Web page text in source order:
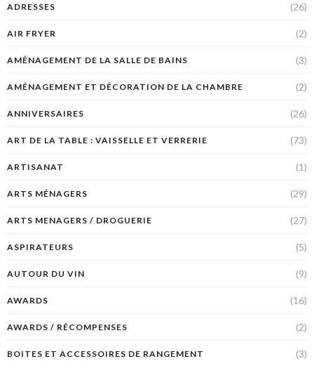
ADRESSES (26)
AIR FRYER (2)
AMÉNAGEMENT DE LA SALLE DE BAINS (3)
AMÉNAGEMENT ET DÉCORATION DE LA CHAMBRE (2)
ANNIVERSAIRES (26)
ART DE LA TABLE : VAISSELLE ET VERRERIE (73)
ARTISANAT (1)
ARTS MÉNAGERS (29)
ARTS MENAGERS / DROGUERIE (27)
ASPIRATEURS (5)
AUTOUR DU VIN (9)
AWARDS (16)
AWARDS / RÉCOMPENSES (2)
BOITES ET ACCESSOIRES DE RANGEMENT (3)